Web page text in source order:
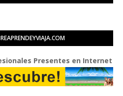
Presentes en Internet